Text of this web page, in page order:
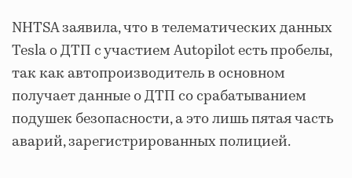
NHTSA заявила, что в телематических данных
Tesla о ДТП с участием Autopilot есть пробелы,
так как автопроизводитель в основном
получает данные о ДТП со срабатыванием
подушек безопасности, а это лишь пятая часть
аварий, зарегистрированных полицией.